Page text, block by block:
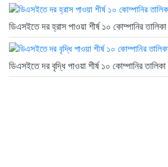
ডিএসইতে দর হ্রাস পাওয়া শীর্ষ ১০ কোম্পানির
ডিএসইতে দর বৃদ্ধি পাওয়া শীর্ষ ১০ কোম্পানির